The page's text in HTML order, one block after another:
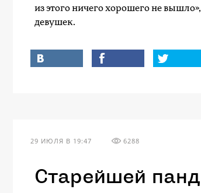
из этого ничего хорошего не
девушек.
29 ИЮЛЯ В 19:47 6288
Старейшей